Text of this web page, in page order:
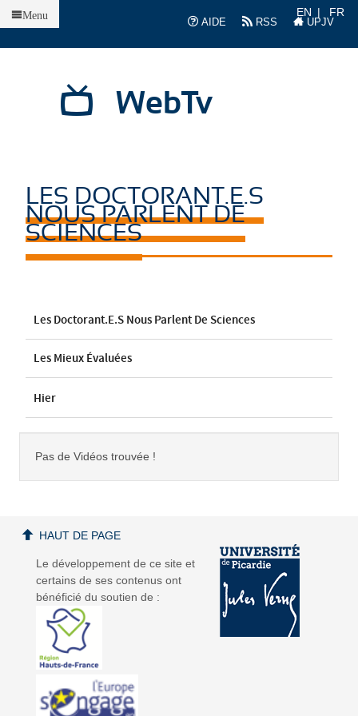
AIDE
RSS UPJV
EN FR
WebTv
Menu
LES DOCTORANT.E.S
NOUS PARLENT DE
SCIENCES
Les Doctorant.e.s Nous Parlent De Sciences
Les Mieux Évaluées
Hier
Pas de Vidéos trouvée !
Le développement de ce site et
certains de ses contenus ont
bénéficié du soutien de :
HAUT DE PAGE